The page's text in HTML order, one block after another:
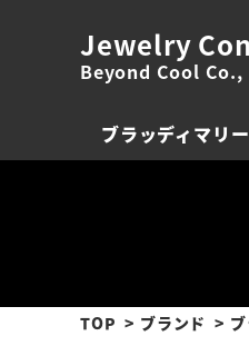
Jewelry
Beyond Cool Co.,
ブラッディマリー
TOP ブランド